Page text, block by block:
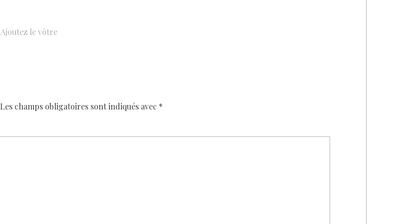
Ajoutez le vôtre
Les champs obligatoires sont indiqués avec *